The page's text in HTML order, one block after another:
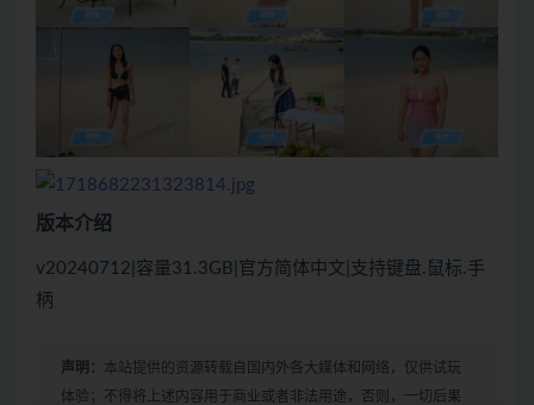
版本介绍
v20240712|容量31.3GB|官方简体中文|支持键盘.鼠标.手
柄
声明： 本站提供的资源转载自国内外各大媒体和网络，仅供试玩
体验；不得将上述内容用于商业或者非法用途，否则，一切后果